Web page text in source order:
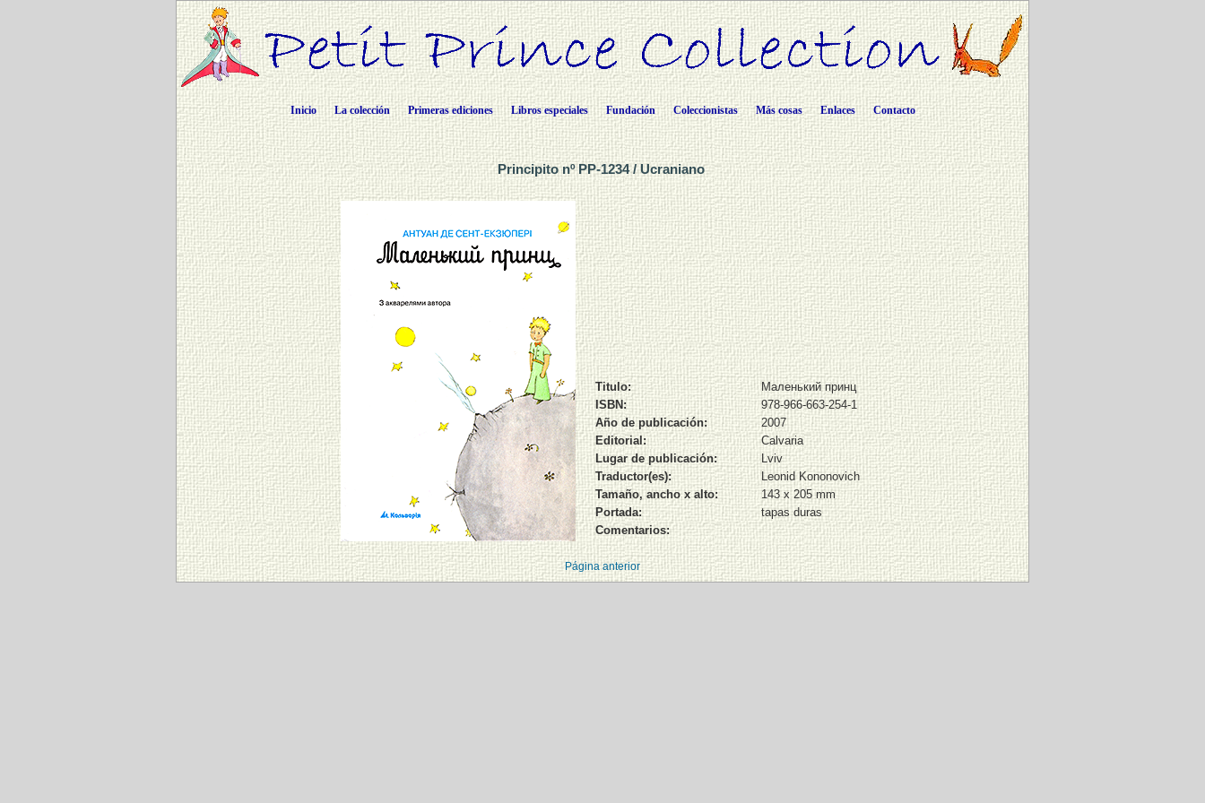
Inicio La colección Primeras ediciones Libros especiales Fundación Coleccionistas Más cosas Enlaces Contacto
Principito nº PP-1234 / Ucraniano
Titulo:
Маленький принц
ISBN:
978-966-663-254-1
Año de publicación:
2007
Editorial:
Calvaria
Lugar de publicación:
Lviv
Traductor(es):
Leonid Kononovich
Tamaño, ancho x alto:
143 x 205 mm
Portada:
tapas duras
Comentarios:
Página anterior